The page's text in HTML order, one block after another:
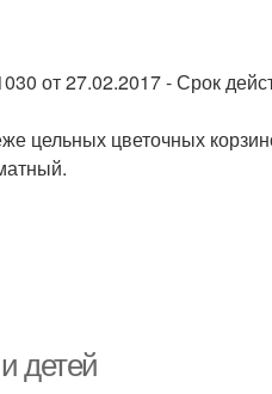
от 27.02.2017 - Срок
цельных цветочных
детей